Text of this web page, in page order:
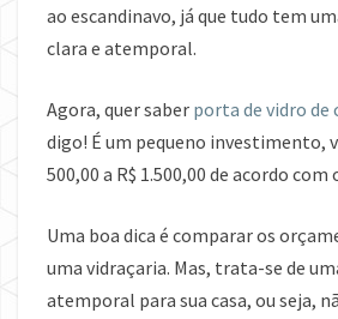
ao escandinavo, já que tudo tem
clara e atemporal.
Agora, quer saber porta de vidro de
digo! É um pequeno investimento,
500,00 a R$ 1.500,00 de acordo com
Uma boa dica é comparar os
uma vidraçaria. Mas, trata-se de
atemporal para sua casa, ou seja,